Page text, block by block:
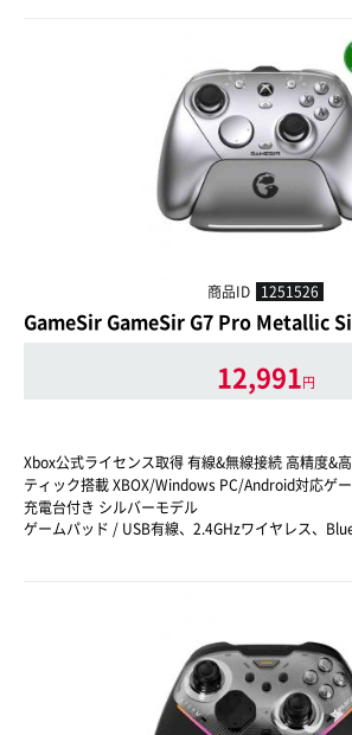
商品ID 1251526
GameSir GameSir G7 Pro Metallic
12,991円
Xbox公式ライセンス取得 有線&無線接続 高精度&
ティック搭載 XBOX/Windows PC/Android対応ゲ
充電台付き シルバーモデル
ゲームパッド / USB有線、2.4GHzワイヤレス、